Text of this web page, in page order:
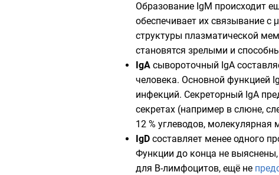
Образование IgM происходит
обеспечивает их связывание с
структуры плазматической
становятся зрелыми и
IgA сывороточный IgA
человека. Основной функцией
инфекций. Секреторный IgA
секретах (например в слюне,
12 % углеводов, молекулярная
IgD составляет менее одного
Функции до конца не
для В-лимфоцитов, ещё не